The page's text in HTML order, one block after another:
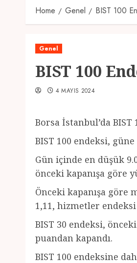
Home Genel BIST 100
Genel
BIST 100
4 MAYIS 2024
Borsa İstanbul’da
BIST 100 endeksi, güne
Gün içinde en düşük
önceki kapanışa göre
Önceki kapanışa göre
1,11, hizmetler
BIST 30 endeksi,
puandan kapandı.
BIST 100 endeksine